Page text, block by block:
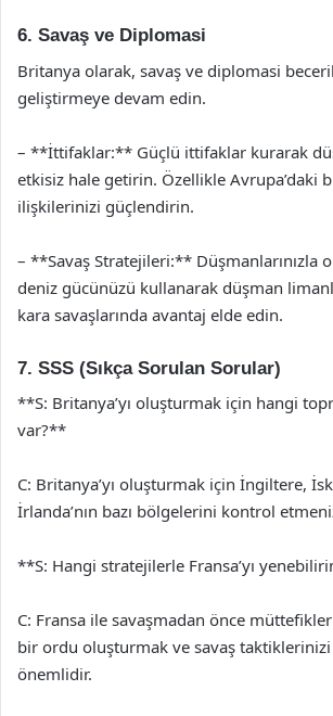
6. Savaş ve Diplomasi
Britanya olarak, savaş ve diplomasi
geliştirmeye devam edin.
– **İttifaklar:** Güçlü ittifaklar kurarak
etkisiz hale getirin. Özellikle Avrupa’daki
ilişkilerinizi güçlendirin.
– **Savaş Stratejileri:** Düşmanlarınızla
deniz gücünüzü kullanarak düşman
kara savaşlarında avantaj elde edin.
7. SSS (Sıkça Sorulan Sorular)
**S: Britanya’yı oluşturmak için hangi
var?**
C: Britanya’yı oluşturmak için İngiltere,
İrlanda’nın bazı bölgelerini kontrol
**S: Hangi stratejilerle Fransa’yı
C: Fransa ile savaşmadan önce
bir ordu oluşturmak ve savaş
önemlidir.